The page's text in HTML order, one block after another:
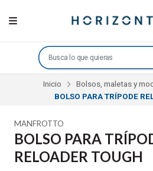
Inicio Bolsos, maletas y
BOLSO PARA TRÍPODE
MANFROTTO
BOLSO PARA
RELOADER TOUGH